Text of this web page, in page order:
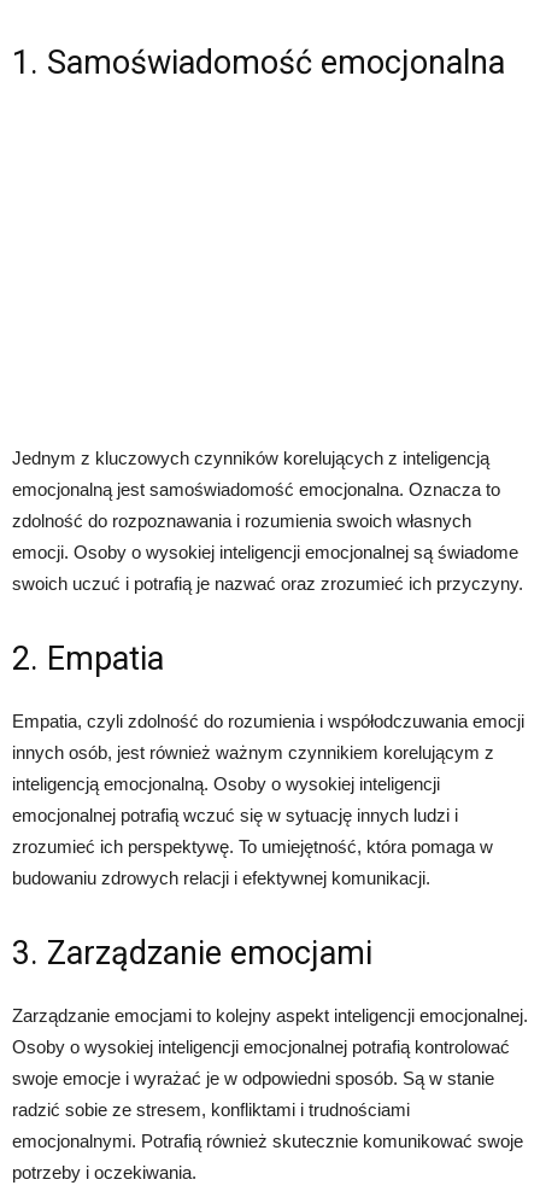
1. Samoświadomość emocjonalna
Jednym z kluczowych czynników korelujących z inteligencją
emocjonalną jest samoświadomość emocjonalna. Oznacza to
zdolność do rozpoznawania i rozumienia swoich własnych
emocji. Osoby o wysokiej inteligencji emocjonalnej są świadome
swoich uczuć i potrafią je nazwać oraz zrozumieć ich przyczyny.
2. Empatia
Empatia, czyli zdolność do rozumienia i współodczuwania emocji
innych osób, jest również ważnym czynnikiem korelującym z
inteligencją emocjonalną. Osoby o wysokiej inteligencji
emocjonalnej potrafią wczuć się w sytuację innych ludzi i
zrozumieć ich perspektywę. To umiejętność, która pomaga w
budowaniu zdrowych relacji i efektywnej komunikacji.
3. Zarządzanie emocjami
Zarządzanie emocjami to kolejny aspekt inteligencji emocjonalnej.
Osoby o wysokiej inteligencji emocjonalnej potrafią kontrolować
swoje emocje i wyrażać je w odpowiedni sposób. Są w stanie
radzić sobie ze stresem, konfliktami i trudnościami
emocjonalnymi. Potrafią również skutecznie komunikować swoje
potrzeby i oczekiwania.